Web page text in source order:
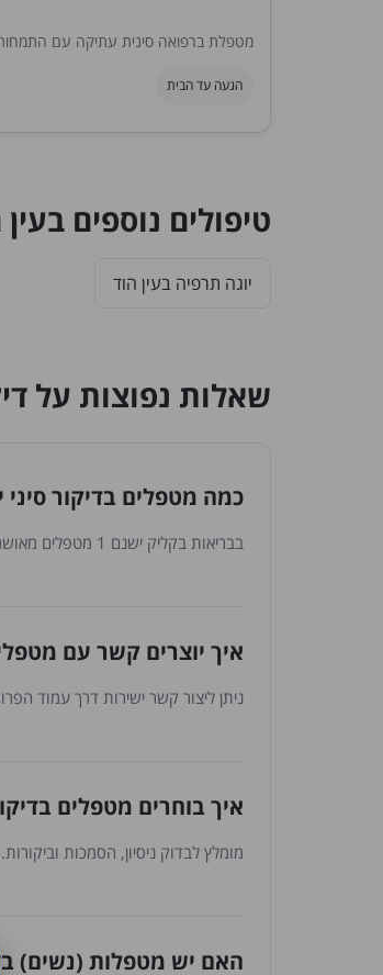
מטפלת ברפואה סינית עתיקה עם התמחות
הגעה עד הבית
טיפולים נוספים
יוגה תרפיה בעין הוד
שאלות נפוצות על
כמה מטפלים בדיקור סיני
בבריאות בקליק ישנם 1 מטפלים מאושרים בדיקור סיני בעין הוד. הרשימה מתעדכנת באופן שוטף עם הצטרפות מטפלים חדשים.
איך יוצרים קשר עם
ניתן ליצור קשר ישירות דרך עמוד
איך בוחרים מטפלים
מומלץ לבדוק ניסיון, הסמכות
האם יש מטפלות (נשים)